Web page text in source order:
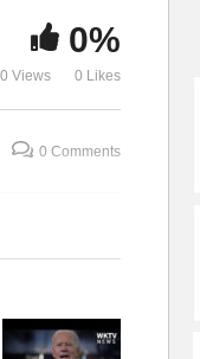
0%
0 Views 0 Likes
0 Comments